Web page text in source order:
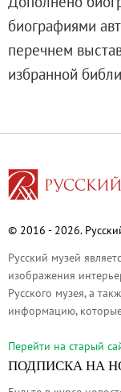
О Музее
О музее
биографиями
перечнем
избранной
© 2016 - 2026.
Русский музей
изображения
Русского музея, а
информацию,
Перейти на cтарый
ПОДПИСКА НА